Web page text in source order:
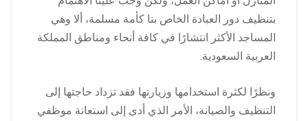
بتنظيف دور العبادة الخاص بنا كأمة مسلمة، ألا وهي
المساجد الأكثر انتشارًا في كافة أنحاء ومناطق المملكة
العربية السعودية.
ونظرًا لكثرة استخدامها وزيارتها فقد تزداد حاجتها إلى
التنظيف والصيانة، الأمر الذي أدى إلى استعانة موظفي